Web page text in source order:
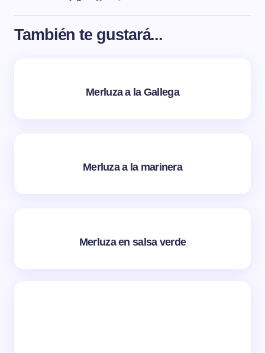
También te gustará...
Merluza a la Gallega
Merluza a la marinera
Merluza en salsa verde